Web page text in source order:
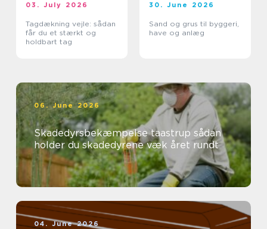
03. July 2026
Tagdækning vejle: sådan
får du et stærkt og
holdbart tag
30. June 2026
Sand og grus til byggeri,
have og anlæg
06. June 2026
Skadedyrsbekæmpelse taastrup sådan
holder du skadedyrene væk året rundt
04. June 2026